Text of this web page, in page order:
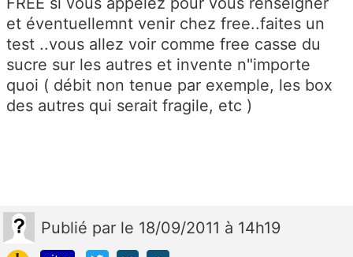
et éventuellemnt venir chez free..faites un
test ..vous allez voir comme free casse du
sucre sur les autres et invente n"importe
quoi ( débit non tenue par exemple, les box
des autres qui serait fragile, etc )
Publié par le 18/09/2011 à 14h19